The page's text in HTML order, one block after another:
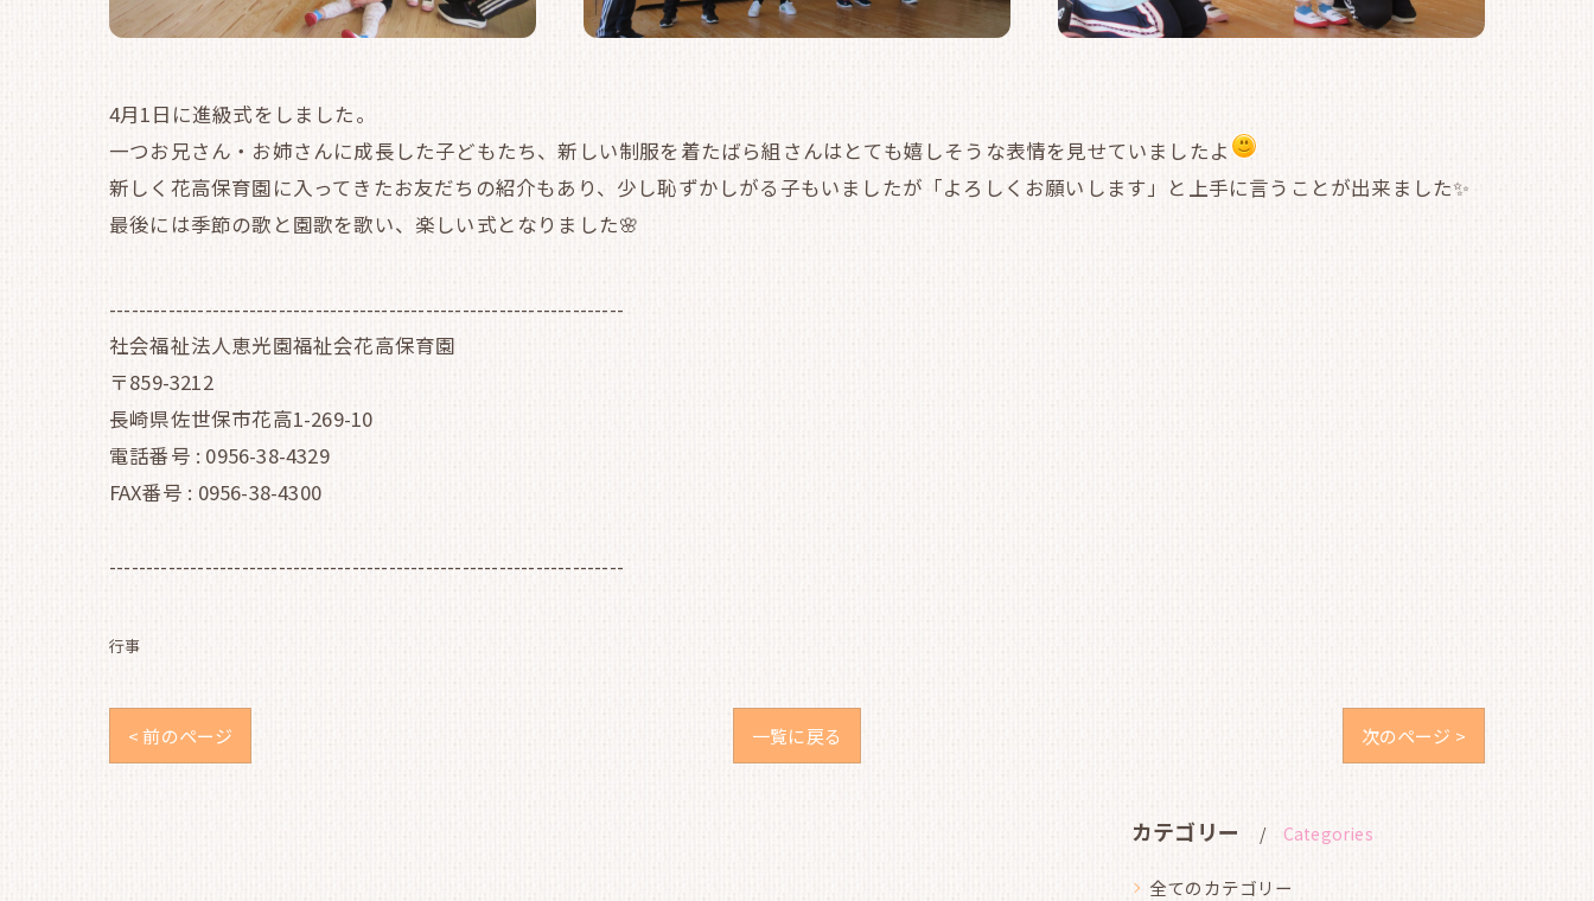
4月1日に進級式をしました。
一つお兄さん・お姉さんに成長した子どもたち、新しい制服を着たばら組さんはとても嬉しそうな表情を見せていましたよ
新しく花高保育園に入ってきたお友だちの紹介もあり、少し恥ずかしがる子もいましたが「よろしくお願いします」と上手に言うことが出来ました✨
最後には季節の歌と園歌を歌い、楽しい式となりました🌸
----------------------------------------------------------------------
社会福祉法人恵光園福祉会花高保育園
〒859-3212
長崎県佐世保市花高1-269-10
電話番号 : 0956-38-4329
FAX番号 : 0956-38-4300
----------------------------------------------------------------------
行事
< 前のページ 一覧に戻る 次のページ >
カテゴリー Categories
全てのカテゴリー